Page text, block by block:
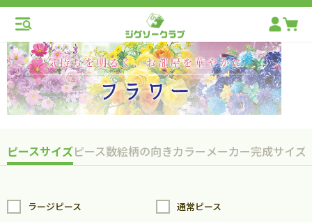
ピースサイズピース数絵柄の向きカラーメーカー完成サイズ
ラージピース 通常ピース